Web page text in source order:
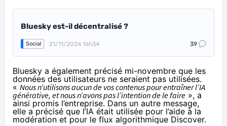
Bluesky est-il décentralisé ?
Social 21/11/2024 16h34 39
Bluesky a également précisé mi-novembre que les
données des utilisateurs ne seraient pas utilisées.
« Nous n’utilisons aucun de vos contenus pour entraîner l’IA
générative, et nous n’avons pas l’intention de le faire », a
ainsi promis l’entreprise. Dans un autre message,
elle a précisé que l’IA était utilisée pour l’aide à la
modération et pour le flux algorithmique Discover.